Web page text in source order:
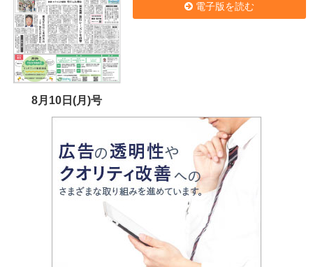
8月10日(月)号
電子版を読む